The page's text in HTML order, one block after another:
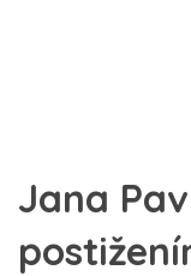
Jana